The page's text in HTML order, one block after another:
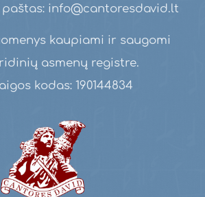
paštas: info@cantoresdavid.lt
kaupiami ir saugomi
asmenų registre.
kodas: 190144834